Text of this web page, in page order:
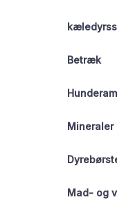
Betræk
Mineraler
Mad- og